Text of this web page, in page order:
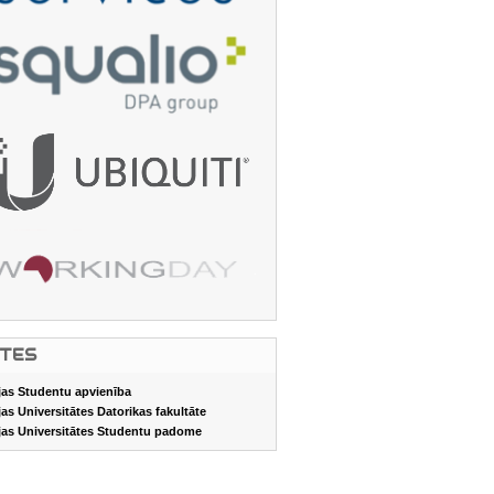
Studentu apvienība
Universitātes Datorikas fakultāte
Universitātes Studentu padome